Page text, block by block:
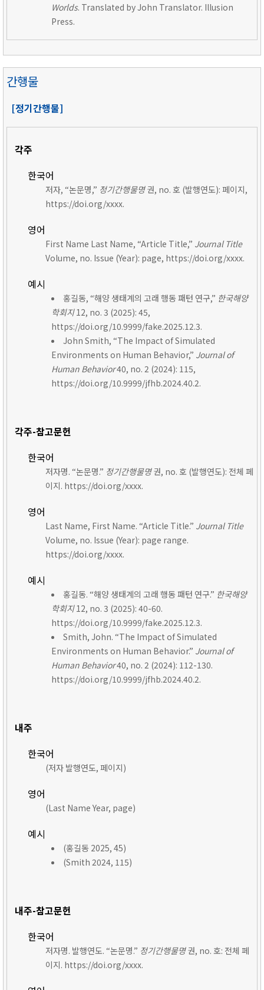
Worlds. Translated by John Translator. Illusion
Press.
간행물
[정기간행물]
각주
한국어
저자, “논문명,” 정기간행물명권, no. 호 (발행연도): 페이지,
https://doi.org/xxxx.
영어
First Name Last Name, “Article Title,” Journal Title
Volume, no. Issue (Year): page, https://doi.org/xxxx.
예시
홍길동, “해양 생태계의 고래 행동 패턴 연구,” 한국해양
학회지12, no. 3 (2025): 45,
https://doi.org/10.9999/fake.2025.12.3.
John Smith, “The Impact of Simulated
Environments on Human Behavior,” Journal of
Human Behavior40, no. 2 (2024): 115,
https://doi.org/10.9999/jfhb.2024.40.2.
각주-참고문헌
한국어
저자명. “논문명.” 정기간행물명권, no. 호 (발행연도): 전체 페
이지. https://doi.org/xxxx.
영어
Last Name, First Name. “Article Title.” Journal Title
Volume, no. Issue (Year): page range.
https://doi.org/xxxx.
예시
홍길동. “해양 생태계의 고래 행동 패턴 연구.” 한국해양
학회지12, no. 3 (2025): 40-60.
https://doi.org/10.9999/fake.2025.12.3.
Smith, John. “The Impact of Simulated
Environments on Human Behavior.” Journal of
Human Behavior40, no. 2 (2024): 112-130.
https://doi.org/10.9999/jfhb.2024.40.2.
내주
한국어
(저자 발행연도, 페이지)
영어
(Last Name Year, page)
예시
(홍길동 2025, 45)
(Smith 2024, 115)
내주-참고문헌
한국어
저자명. 발행연도. “논문명.” 정기간행물명권, no. 호: 전체 페
이지. https://doi.org/xxxx.